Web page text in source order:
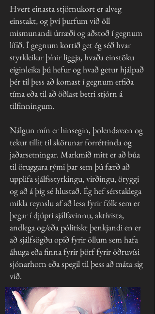
Hvert einasta stjörnukort er alveg
einstakt, og því þurfum við öll
mismunandi úrræði og aðstoð í gegnum
lífið. Í gegnum kortið get ég séð hvar
styrkleikar þínir liggja, hvaða einstöku
eiginleika þú hefur og hvað getur hjálpað
þér til þess að komast í gegnum erfiða
tíma eða til að öðlast betri stjórn á
tilfinningum.
Nálgun mín er hinsegin, þolendavæn og
tekur tillit til skörunar forréttinda og
jaðarsetningar. Markmið mitt er að búa
til öruggara rými þar sem þú færð að
upplifa sjálfsstyrkingu, virðingu, öryggi
og að á þig sé hlustað. Ég hef sérstaklega
mikla reynslu af að lesa fyrir fólk sem er
þegar í djúpri sjálfsvinnu, aktívista,
andlega og/eða pólitískt þenkjandi en er
að sjálfsögðu opið fyrir öllum sem hafa
áhuga eða finna fyrir þörf fyrir öðruvísi
sjónarhorn eða spegil til þess að máta sig
við.